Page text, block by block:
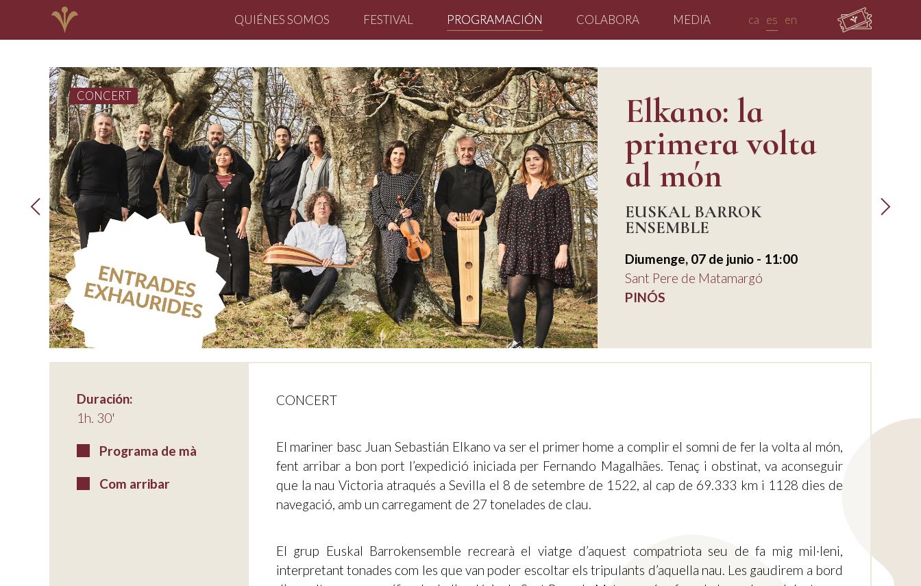
QUIÉNES SOMOS FESTIVAL PROGRAMACIÓN COLABORA MEDIA ca es en
CONCERT Elkano: la
primera volta
al món
EUSKAL BARROK
ENSEMBLE
Diumenge, 07 de junio - 11:00
Sant Pere de Matamargó
PINÓS
Duración:
1h. 30'
Programa de mà
Com arribar
CONCERT
El mariner basc Juan Sebastián Elkano va ser el primer home a complir el somni de fer la volta al món,
fent arribar a bon port l’expedició iniciada per Fernando Magalhães. Tenaç i obstinat, va aconseguir
que la nau Victoria atraqués a Sevilla el 8 de setembre de 1522, al cap de 69.333 km i 1128 dies de
navegació, amb un carregament de 27 tonelades de clau.
El grup Euskal Barrokensemble recrearà el viatge d’aquest compatriota seu de fa mig mil·leni,
interpretant tonades com les que van poder escoltar els tripulants d’aquella nau. Les gaudirem a bord